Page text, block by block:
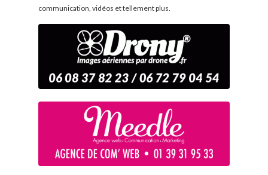
communication, vidéos et tellement plus.